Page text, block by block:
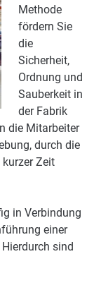
Methode
fördern Sie
die
Sicherheit,
Ordnung und
Sauberkeit in
der Fabrik
die Mitarbeiter
durch die
Zeit
in Verbindung
einer
sind